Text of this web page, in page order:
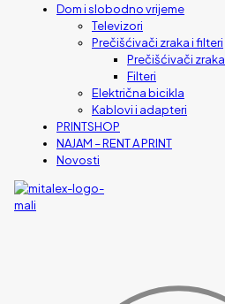
Dom i slobodno vrijeme
Televizori
Prečišćivači zraka i filteri
Prečišćivači zraka
Filteri
Električna bicikla
Kablovi i adapteri
PRINTSHOP
NAJAM – RENT A PRINT
Novosti